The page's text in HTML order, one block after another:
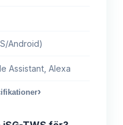
Android)
Assistant, Alexa
›